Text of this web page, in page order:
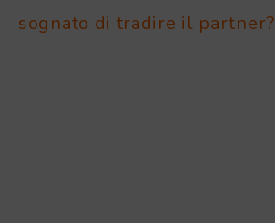
sognato di tradire il partner?